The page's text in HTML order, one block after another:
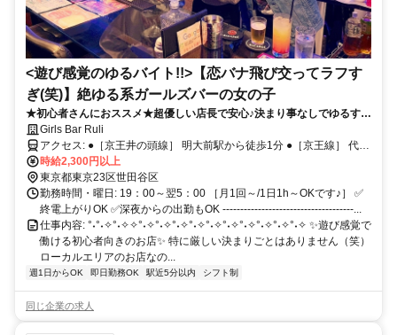
<遊び感覚のゆるバイト!!>【恋バナ飛び交ってラフす
ぎ(笑)】絶ゆる系ガールズバーの女の子
★初心者さんにおススメ★超優しい店長で安心♪決まり事なしでゆるす
ぎ？(笑)/シフトも接客もラフが魅力！【時給2300円以上！】【送りあ
り】【全額日払いOK】【履歴書不要】
Girls Bar Ruli
アクセス: ●［京王井の頭線］ 明大前駅から徒歩1分 ●［京王線］ 代田
橋駅から徒歩13分 ●［東急世田谷線］ 下高井戸駅から徒歩15分
時給2,300円以上
東京都東京23区世田谷区
勤務時間・曜日: 19：00～翌5：00 ［月1回～/1日1h～OKです♪］ ✅
終電上がりOK ✅深夜からの出勤もOK -------------------------------------...
仕事内容: °˖°˖✧°˖✧✧°˖✧°˖✧°˖✧°˖✧°˖✧°˖✧°˖✧°˖✧°˖✧°˖✧ ✨遊び感覚で
働ける初心者向きのお店✨ 特に厳しい決まりごとはありません（笑）
ローカルエリアのお店なの...
週1日からOK 即日勤務OK 駅近5分以内 シフト制
同じ企業の求人